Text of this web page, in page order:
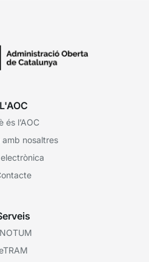
L'AOC
és l’AOC
amb nosaltres